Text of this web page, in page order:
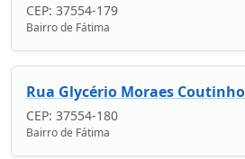
CEP: 37554-179
Bairro de Fátima
Rua Glycério Moraes Coutinho
CEP: 37554-180
Bairro de Fátima